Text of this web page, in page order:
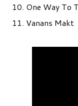
10. One Way To
11. Vanans Makt